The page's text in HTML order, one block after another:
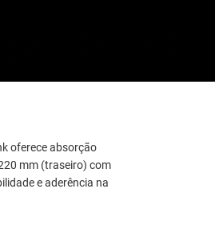
oferece absorção
mm (traseiro) com
e aderência na